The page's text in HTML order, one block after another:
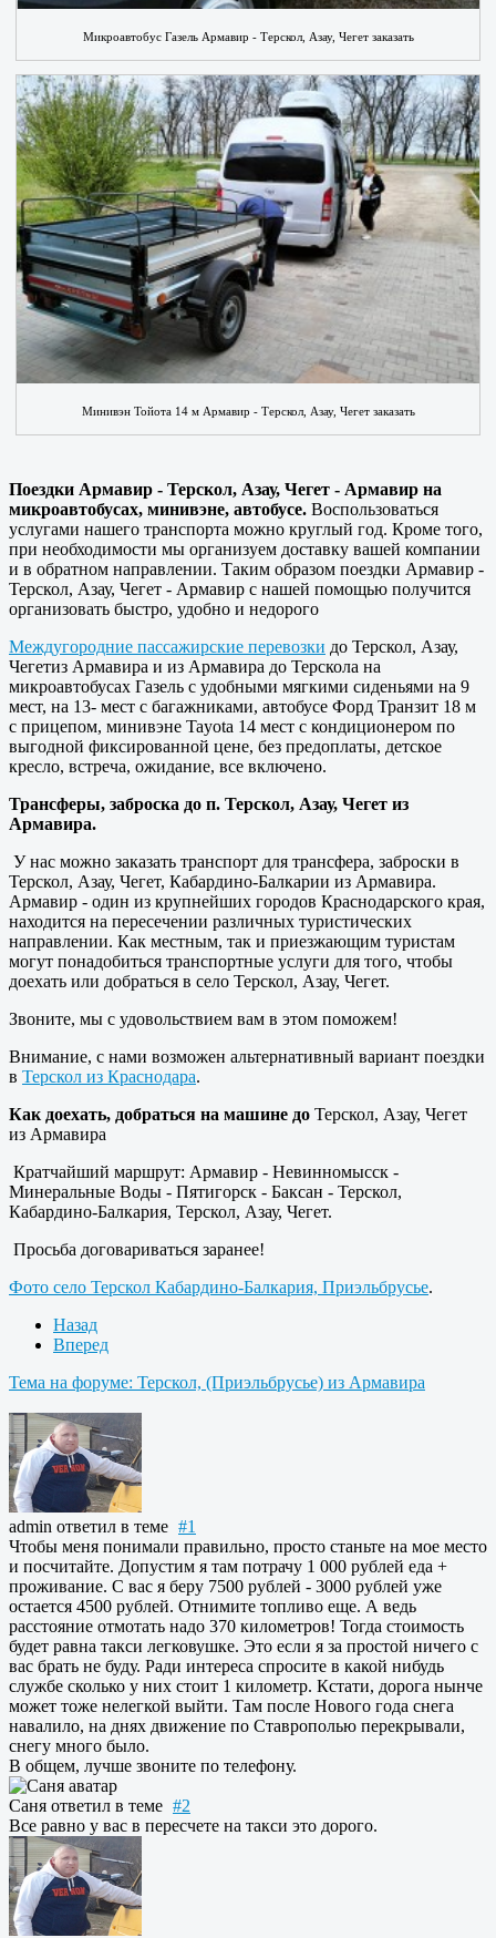
Микроавтобус Газель Армавир - Терскол, Азау, Чегет заказать
Минивэн Тойота 14 м Армавир - Терскол, Азау, Чегет заказать
Поездки Армавир - Терскол, Азау, Чегет - Армавир на
микроавтобусах, минивэне, автобусе. Воспользоваться
услугами нашего транспорта можно круглый год. Кроме того,
при необходимости мы организуем доставку вашей компании
и в обратном направлении. Таким образом поездки Армавир -
Терскол, Азау, Чегет - Армавир с нашей помощью получится
организовать быстро, удобно и недорого
Междугородние пассажирские перевозки до Терскол, Азау,
Чегетиз Армавира и из Армавира до Терскола на
микроавтобусах Газель с удобными мягкими сиденьями на 9
мест, на 13- мест с багажниками, автобусе Форд Транзит 18 м
с прицепом, минивэне Tayota 14 мест с кондиционером по
выгодной фиксированной цене, без предоплаты, детское
кресло, встреча, ожидание, все включено.
Трансферы, заброска до п. Терскол, Азау, Чегет из
Армавира.
У нас можно заказать транспорт для трансфера, заброски в
Терскол, Азау, Чегет, Кабардино-Балкарии из Армавира.
Армавир - один из крупнейших городов Краснодарского края,
находится на пересечении различных туристических
направлении. Как местным, так и приезжающим туристам
могут понадобиться транспортные услуги для того, чтобы
доехать или добраться в село Терскол, Азау, Чегет.
Звоните, мы с удовольствием вам в этом поможем!
Внимание, с нами возможен альтернативный вариант поездки
в Терскол из Краснодара.
Как доехать, добраться на машине до Терскол, Азау, Чегет
из Армавира
Кратчайший маршрут: Армавир - Невинномысск -
Минеральные Воды - Пятигорск - Баксан - Терскол,
Кабардино-Балкария, Терскол, Азау, Чегет.
Просьба договариваться заранее!
Фото село Терскол Кабардино-Балкария, Приэльбрусье.
Назад
Вперед
Тема на форуме: Терскол, (Приэльбрусье) из Армавира
admin ответил в теме #1
Чтобы меня понимали правильно, просто станьте на мое место
и посчитайте. Допустим я там потрачу 1 000 рублей еда +
проживание. С вас я беру 7500 рублей - 3000 рублей уже
остается 4500 рублей. Отнимите топливо еще. А ведь
расстояние отмотать надо 370 километров! Тогда стоимость
будет равна такси легковушке. Это если я за простой ничего с
вас брать не буду. Ради интереса спросите в какой нибудь
службе сколько у них стоит 1 километр. Кстати, дорога нынче
может тоже нелегкой выйти. Там после Нового года снега
навалило, на днях движение по Ставрополью перекрывали,
снегу много было.
В общем, лучше звоните по телефону.
Саня ответил в теме #2
Все равно у вас в пересчете на такси это дорого.